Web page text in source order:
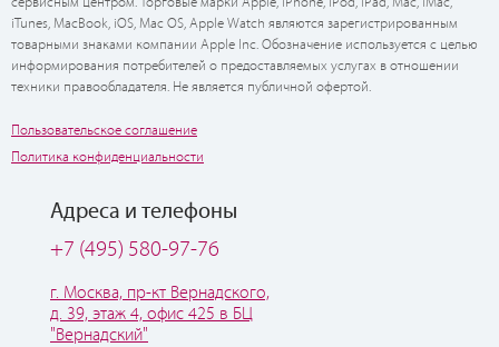
iTunes, MacBook, iOS, Mac OS, Apple Watch являются зарегистрированным
товарными знаками компании Apple Inc. Обозначение используется с целью
информирования потребителей о предоставляемых услугах в отношении
техники правообладателя. Не является публичной офертой.
Пользовательское соглашение
Политика конфиденциальности
Адреса и телефоны
+7 (495) 580-97-76
г. Москва, пр-кт Вернадского,
д. 39, этаж 4, офис 425 в БЦ
"Вернадский"